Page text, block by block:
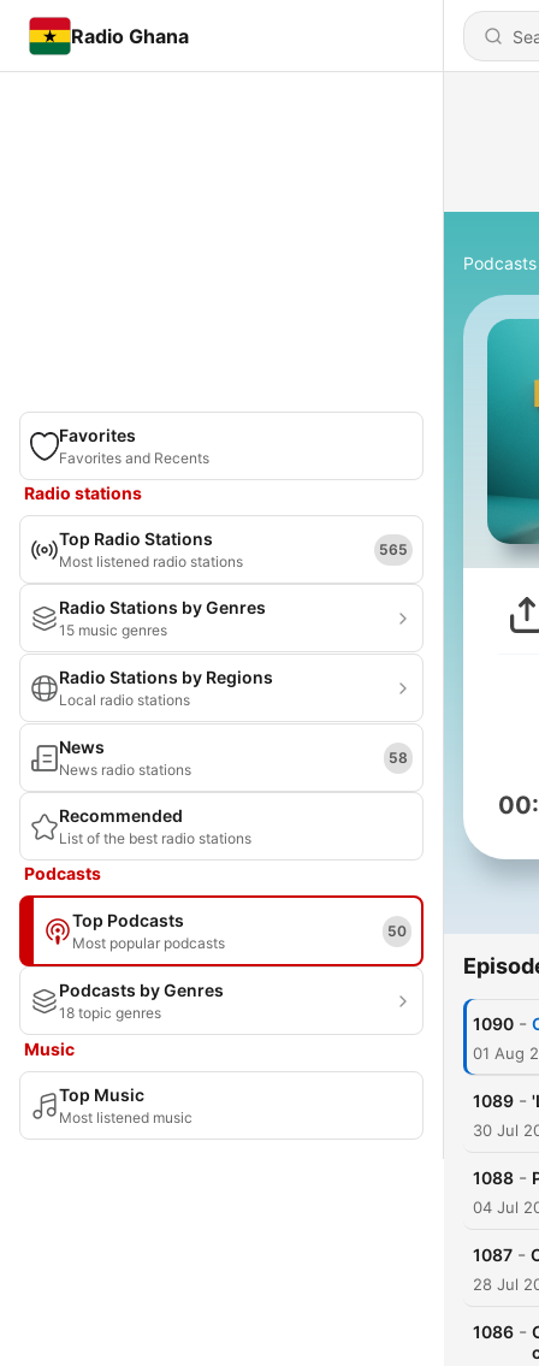
Radio Ghana
Favorites
Favorites and Recents
Radio stations
Top Radio Stations
Most listened radio stations
565
Radio Stations by Genres
15 music genres
Radio Stations by Regions
Local radio stations
News
News radio stations
58
Recommended
List of the best radio stations
Podcasts
Top Podcasts
Most popular podcasts
50
Podcasts by Genres
18 topic genres
Music
Top Music
Most listened music
Podcasts
1090 -
01 Aug
1089 -
30 Jul
1088 -
04 Jul
1087 -
28 Jul
1086 -